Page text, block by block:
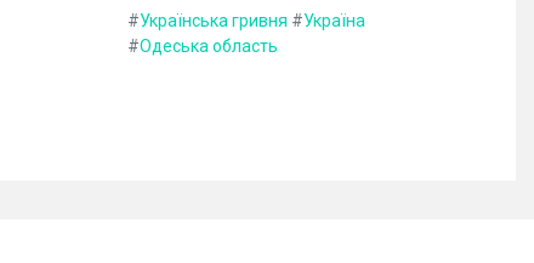
#Українська гривня #Україна
#Одеська область